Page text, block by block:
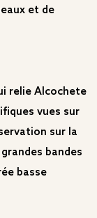
et de
relie Alcochete
vues sur
sur la
bandes
basse